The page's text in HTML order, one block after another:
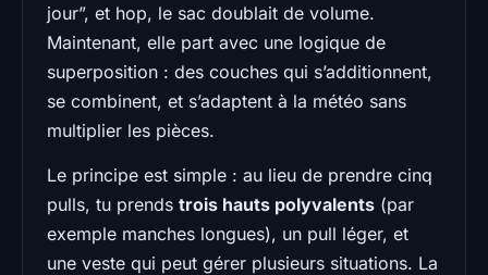
jour”, et hop, le sac doublait de volume.
Maintenant, elle part avec une logique de
superposition : des couches qui s’additionnent,
se combinent, et s’adaptent à la météo sans
multiplier les pièces.
Le principe est simple : au lieu de prendre cinq
pulls, tu prends trois hauts polyvalents (par
exemple manches longues), un pull léger, et
une veste qui peut gérer plusieurs situations. La